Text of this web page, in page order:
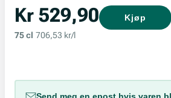
Kr 529,90
75 cl 706,53 kr/l
Kjøp